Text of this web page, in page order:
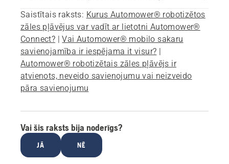
Saistītais raksts: Kurus Automower® robotizētos
zāles pļāvējus var vadīt ar lietotni Automower®
Connect? |Vai Automower® mobilo sakaru
savienojamība ir iespējama it visur? |
Automower® robotizētais zāles pļāvējs ir
atvienots, neveido savienojumu vai neizveido
pāra savienojumu
Vai šis raksts bija noderīgs?
JĀ NĒ